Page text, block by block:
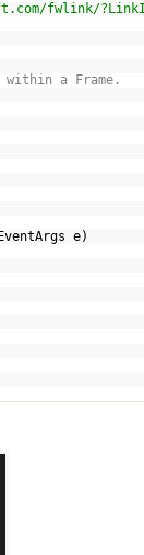
fwlink/
a Frame.
e)